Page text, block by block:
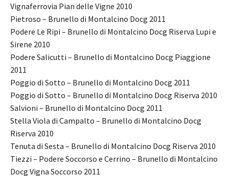
Vignaferrovia Pian delle Vigne 2010
Pietroso – Brunello di Montalcino Docg 2011
Podere Le Ripi – Brunello di Montalcino Docg Riserva Lupi e
Sirene 2010
Podere Salicutti – Brunello di Montalcino Docg Piaggione
2011
Poggio di Sotto – Brunello di Montalcino Docg 2011
Poggio di Sotto – Brunello di Montalcino Docg Riserva 2010
Salvioni – Brunello di Montalcino Docg 2011
Stella Viola di Campalto – Brunello di Montalcino Docg
Riserva 2010
Tenuta di Sesta – Brunello di Montalcino Docg Riserva 2010
Tiezzi – Podere Soccorso e Cerrino – Brunello di Montalcino
Docg Vigna Soccorso 2011